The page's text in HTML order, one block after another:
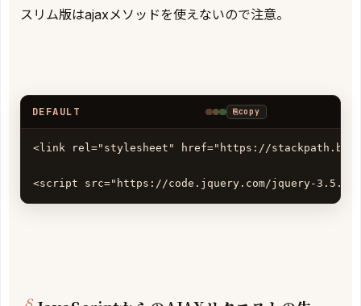
スリム版はajaxメソッドを使えないので注意。
DEFAULT ⎘copy
<link rel="stylesheet" href="https://
<script src="https://code.jquery.com/jquery-3.5.0.js"